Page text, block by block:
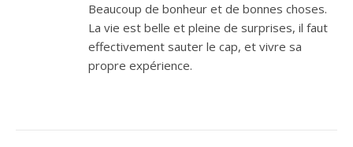
Beaucoup de bonheur et de bonnes choses.
La vie est belle et pleine de surprises, il faut
effectivement sauter le cap, et vivre sa
propre expérience.